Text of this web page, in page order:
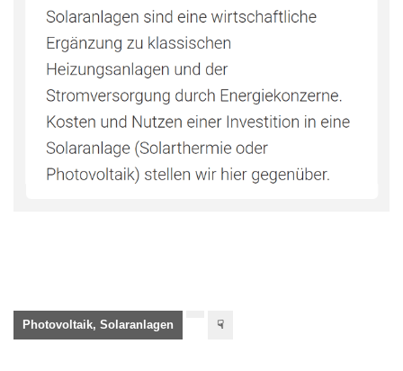
Photovoltaik, Solaranlagen ☟